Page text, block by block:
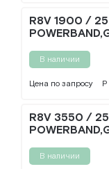
R8V 1900 /
В наличии
Цена по запросу Р
R8V 3550 /
В наличии